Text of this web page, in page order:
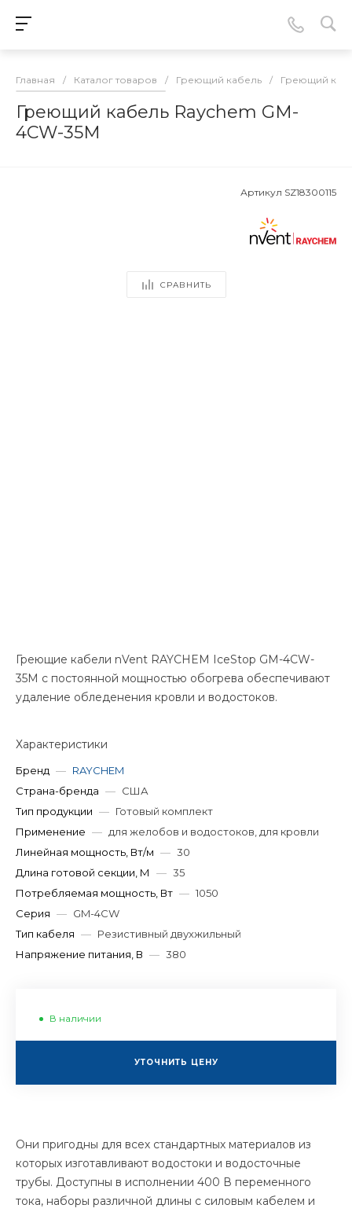
Главная / Каталог товаров / Греющий кабель / Греющий
Греющий кабель Raychem GM-
4CW-35M
Артикул SZ18300115
СРАВНИТЬ
Греющие кабели nVent RAYCHEM IceStop GM-4CW-
35M с постоянной мощностью обогрева обеспечивают
удаление обледенения кровли и водостоков.
Характеристики
Бренд — RAYCHEM
Страна-бренда — США
Тип продукции — Готовый комплект
Применение — для желобов и водостоков, для кровли
Линейная мощность, Вт/м — 30
Длина готовой секции, М
— 35
Потребляемая мощность, Вт — 1050
Серия — GM-4CW
Тип кабеля — Резистивный двухжильный
Напряжение питания, В — 380
В наличии
УТОЧНИТЬ ЦЕНУ
Они пригодны для всех стандартных материалов из
которых изготавливают водостоки и водосточные
трубы. Доступны в исполнении 400 В переменного
тока, наборы различной длины с силовым кабелем и